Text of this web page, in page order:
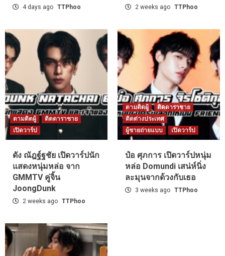
4 days ago TTPhoo 2 weeks ago TTPhoo
ตามติดผู้
ติดดาราชาย
เปิดวาร์ป
ดัง ณัฎฐ์ฐชัย เปิดวาร์ปนัก
แสดงหนุ่มหล่อ จาก
GMMTV คู่จิ้น
JoongDunk
2 weeks ago TTPhoo
ตามติดผู้
ติดดาราชาย
ติดต่างประเทศ
ผู้ชายถ่ายแบบ
เปิดวาร์ป
ป๋อ ศุภการ เปิดวาร์ปหนุ่ม
หล่อ Domundi เสน่ห์นิ่ง
ละมุนจากด้วงกับเธอ
3 weeks ago TTPhoo